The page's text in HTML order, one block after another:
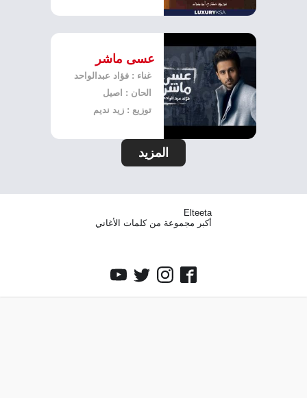
عسى ماشر
غناء : فؤاد عبدالواحد
الحان : اصيل
توزيع : زيد نديم
المزيد
Elteeta
أكبر مجموعة من كلمات الأغاني